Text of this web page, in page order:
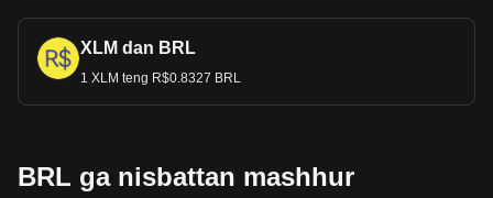
XLM dan BRL
1 XLM teng R$0.8327 BRL
BRL ga nisbattan mashhur